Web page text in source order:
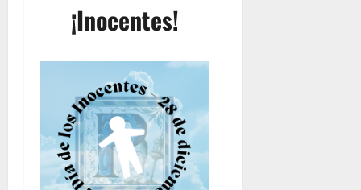
¡Inocentes!